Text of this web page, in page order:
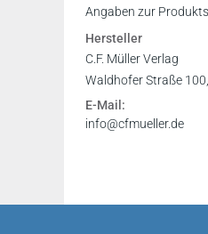
Vorwort
Register
Angaben zur
Hersteller
C.F. Müller Verlag
Waldhofer Straße
E-Mail:
info@cfmueller.de